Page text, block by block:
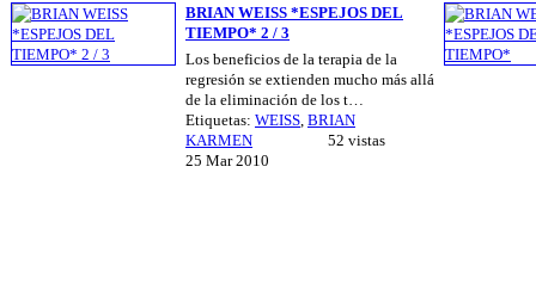
BRIAN WEISS *ESPEJOS DEL
TIEMPO* 2 / 3
Los beneficios de la terapia de la
regresión se extienden mucho más allá
de la eliminación de los t…
Etiquetas: WEISS, BRIAN
KARMEN
25 Mar 2010
52 vistas